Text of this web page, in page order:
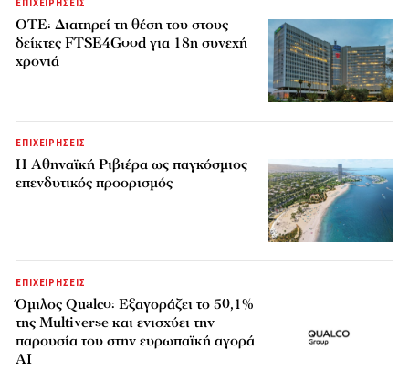
ΕΠΙΧΕΙΡΗΣΕΙΣ
ΟΤΕ: Διατηρεί τη θέση του στους
δείκτες FTSE4Good για 18η συνεχή
χρονιά
ΕΠΙΧΕΙΡΗΣΕΙΣ
Η Αθηναϊκή Ριβιέρα ως παγκόσμιος
επενδυτικός προορισμός
ΕΠΙΧΕΙΡΗΣΕΙΣ
Όμιλος Qualco: Εξαγοράζει το 50,1%
της Multiverse και ενισχύει την
παρουσία του στην ευρωπαϊκή αγορά
AI